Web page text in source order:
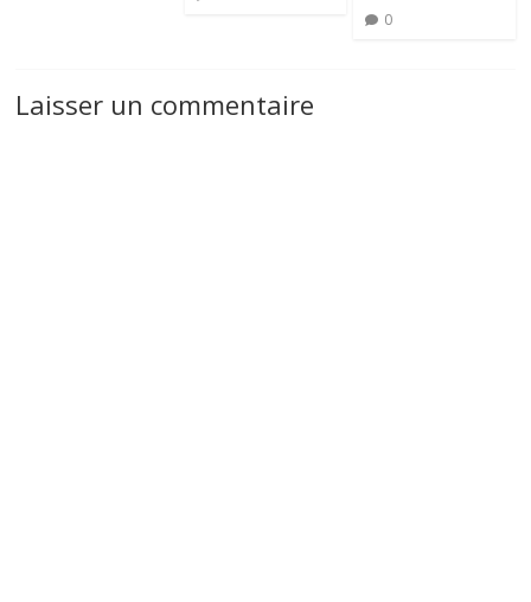
0
Laisser un commentaire